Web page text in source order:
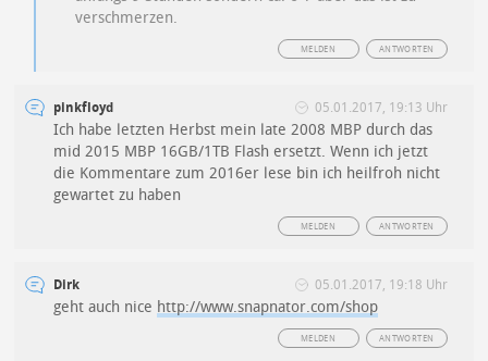
verschmerzen.
ANTWORTEN
MELDEN
pinkfloyd 05.01.2017, 19:13 Uhr
Ich habe letzten Herbst mein late 2008 MBP durch das
mid 2015 MBP 16GB/1TB Flash ersetzt. Wenn ich jetzt
die Kommentare zum 2016er lese bin ich heilfroh nicht
gewartet zu haben
ANTWORTEN
MELDEN
Dirk 05.01.2017, 19:18 Uhr
geht auch nice http://www.snapnator.com/shop
ANTWORTEN
MELDEN